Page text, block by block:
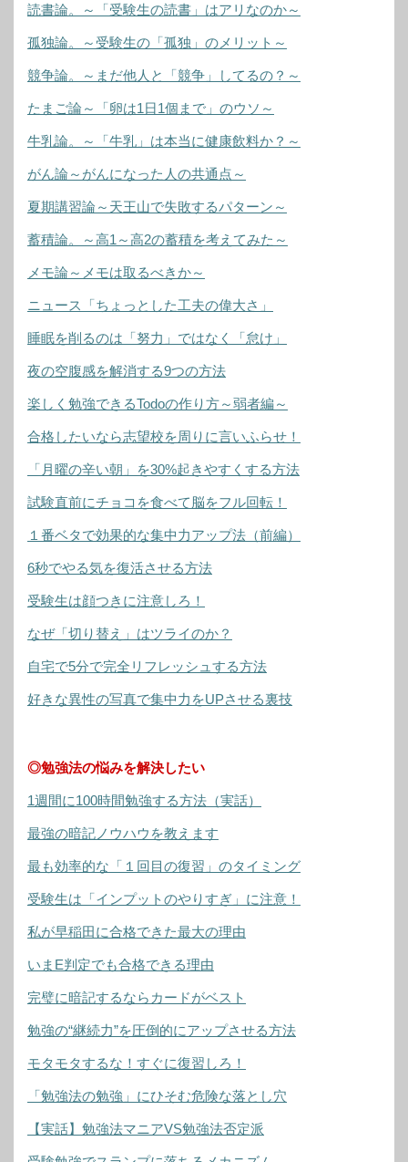
読書論。～「受験生の読書」はアリなのか～
孤独論。～受験生の「孤独」のメリット～
競争論。～まだ他人と「競争」してるの？～
たまご論～「卵は1日1個まで」のウソ～
牛乳論。～「牛乳」は本当に健康飲料か？～
がん論～がんになった人の共通点～
夏期講習論～天王山で失敗するパターン～
蓄積論。～高1～高2の蓄積を考えてみた～
メモ論～メモは取るべきか～
ニュース「ちょっとした工夫の偉大さ」
睡眠を削るのは「努力」ではなく「怠け」
夜の空腹感を解消する9つの方法
楽しく勉強できるTodoの作り方～弱者編～
合格したいなら志望校を周りに言いふらせ！
「月曜の辛い朝」を30%起きやすくする方法
試験直前にチョコを食べて脳をフル回転！
１番ベタで効果的な集中力アップ法（前編）
6秒でやる気を復活させる方法
受験生は顔つきに注意しろ！
なぜ「切り替え」はツライのか？
自宅で5分で完全リフレッシュする方法
好きな異性の写真で集中力をUPさせる裏技
◎勉強法の悩みを解決したい
1週間に100時間勉強する方法（実話）
最強の暗記ノウハウを教えます
最も効率的な「１回目の復習」のタイミング
受験生は「インプットのやりすぎ」に注意！
私が早稲田に合格できた最大の理由
いまE判定でも合格できる理由
完璧に暗記するならカードがベスト
勉強の“継続力”を圧倒的にアップさせる方法
モタモタするな！すぐに復習しろ！
「勉強法の勉強」にひそむ危険な落とし穴
【実話】勉強法マニアVS勉強法否定派